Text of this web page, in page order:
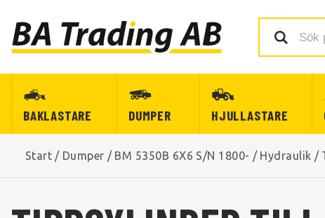
BAKLASTARE DUMPER HJULLASTARE
Start / Dumper / BM 5350B 6X6 S/N 1800- / Hydraulik /